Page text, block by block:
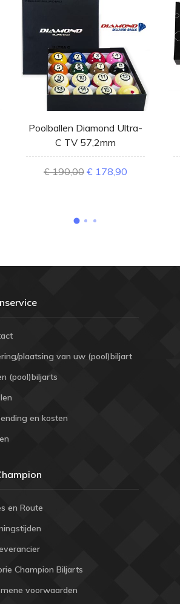
Poolballen Diamond Ultra-
C TV 57,2mm
€ 190,00 € 178,90
plaatsing van uw (pool)biljart
(pool)biljarts
en kosten
en Route
Champion Biljarts
voorwaarden